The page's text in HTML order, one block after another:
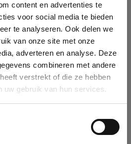
content en advertenties te
voor social media te bieden
te analyseren. Ook delen we
van onze site met onze
adverteren en analyse. Deze
combineren met andere
verstrekt of die ze hebben
uw gebruik van hun services.
details
in our database, you can create
button below.
reporter cette erreur à votre